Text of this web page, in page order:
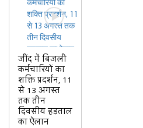
जींद में बिजली
कर्मचारियों का
शक्ति प्रदर्शन, 11
से 13 अगस्त
तक तीन
दिवसीय हड़ताल
का ऐलान